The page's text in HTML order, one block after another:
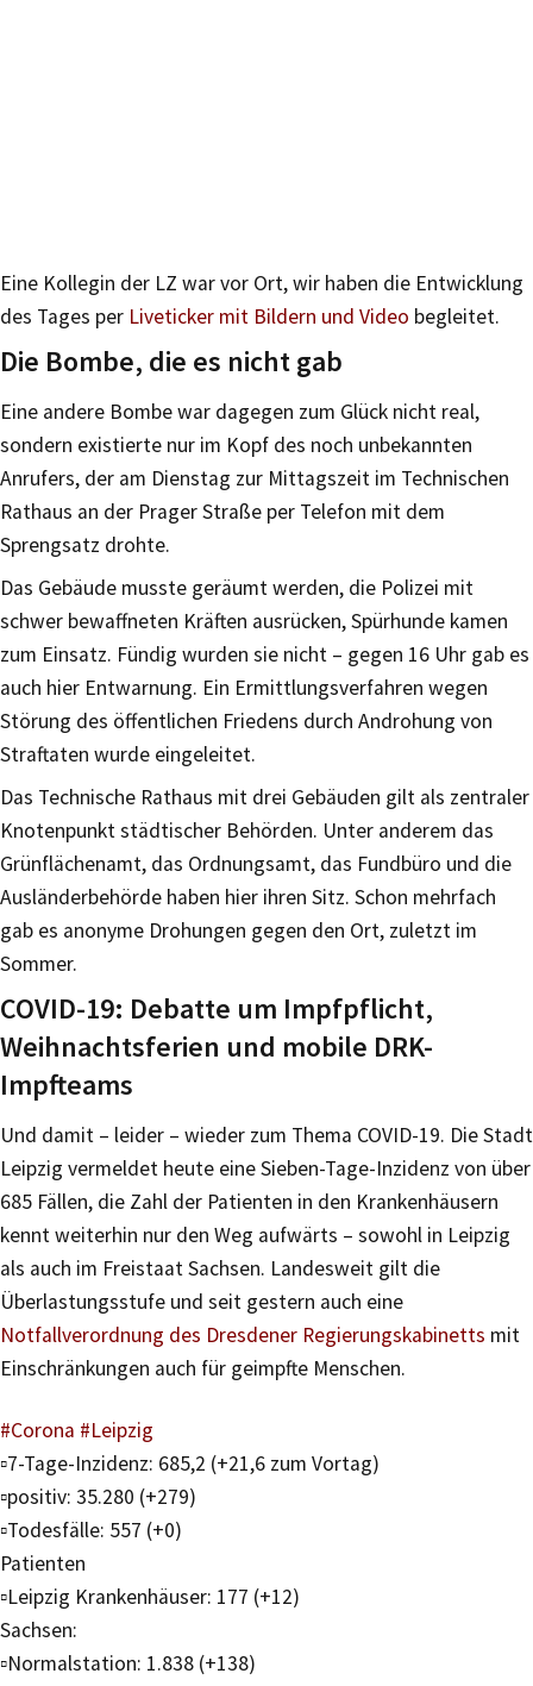
Eine Kollegin der LZ war vor Ort, wir haben die Entwicklung
des Tages per Liveticker mit Bildern und Video begleitet.
Die Bombe, die es nicht gab
Eine andere Bombe war dagegen zum Glück nicht real,
sondern existierte nur im Kopf des noch unbekannten
Anrufers, der am Dienstag zur Mittagszeit im Technischen
Rathaus an der Prager Straße per Telefon mit dem
Sprengsatz drohte.
Das Gebäude musste geräumt werden, die Polizei mit
schwer bewaffneten Kräften ausrücken, Spürhunde kamen
zum Einsatz. Fündig wurden sie nicht – gegen 16 Uhr gab es
auch hier Entwarnung. Ein Ermittlungsverfahren wegen
Störung des öffentlichen Friedens durch Androhung von
Straftaten wurde eingeleitet.
Das Technische Rathaus mit drei Gebäuden gilt als zentraler
Knotenpunkt städtischer Behörden. Unter anderem das
Grünflächenamt, das Ordnungsamt, das Fundbüro und die
Ausländerbehörde haben hier ihren Sitz. Schon mehrfach
gab es anonyme Drohungen gegen den Ort, zuletzt im
Sommer.
COVID-19: Debatte um Impfpflicht,
Weihnachtsferien und mobile DRK-
Impfteams
Und damit – leider – wieder zum Thema COVID-19. Die Stadt
Leipzig vermeldet heute eine Sieben-Tage-Inzidenz von über
685 Fällen, die Zahl der Patienten in den Krankenhäusern
kennt weiterhin nur den Weg aufwärts – sowohl in Leipzig
als auch im Freistaat Sachsen. Landesweit gilt die
Überlastungsstufe und seit gestern auch eine
Notfallverordnung des Dresdener Regierungskabinetts mit
Einschränkungen auch für geimpfte Menschen.
#Corona #Leipzig
▫️7-Tage-Inzidenz: 685,2 (+21,6 zum Vortag)
▫️positiv: 35.280 (+279)
▫️Todesfälle: 557 (+0)
Patienten
▫️Leipzig Krankenhäuser: 177 (+12)
Sachsen:
▫️Normalstation: 1.838 (+138)